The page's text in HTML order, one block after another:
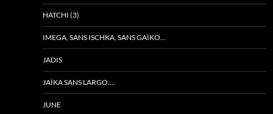
HATCHI (3)
IMEGA, SANS ISCHKA, SANS GAÏKO…
JADIS
JAÏKA SANS LARGO….
JUNE